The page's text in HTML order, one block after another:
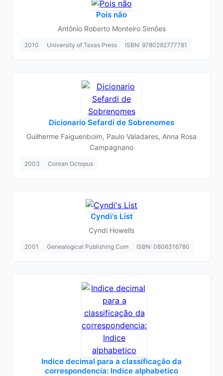
Pois não
Antônio Roberto Monteiro Simões
2010 University of Texas Press ISBN: 9780292777781
Dicionario Sefardi de Sobrenomes
Guilherme Faiguenboim, Paulo Valadares, Anna Rosa
Campagnano
2003 Conran Octopus
Cyndi's List
Cyndi Howells
2001 Genealogical Publishing Com ISBN: 0806316780
Indice decimal para a classificac̲ão da
correspondencia: Indice alphabetico